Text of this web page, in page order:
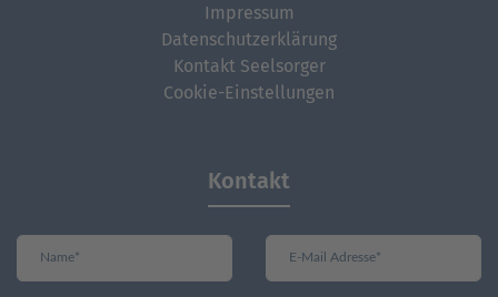
Impressum
Datenschutzerklärung
Kontakt Seelsorger
Cookie-Einstellungen
Kontakt